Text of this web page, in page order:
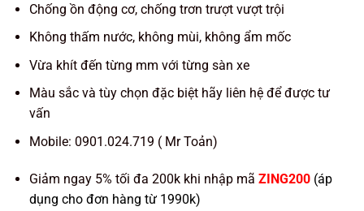
Chống ồn động cơ, chống trơn trượt vượt trội
Không thấm nước, không mùi, không ẩm mốc
Vừa khít đến từng mm với từng sàn xe
Màu sắc và tùy chọn đặc biệt hãy liên hệ để được tư
vấn
Mobile: 0901.024.719 ( Mr Toản)
Giảm ngay 5% tối đa 200k khi nhập mã ZING200 (áp
dụng cho đơn hàng từ 1990k)